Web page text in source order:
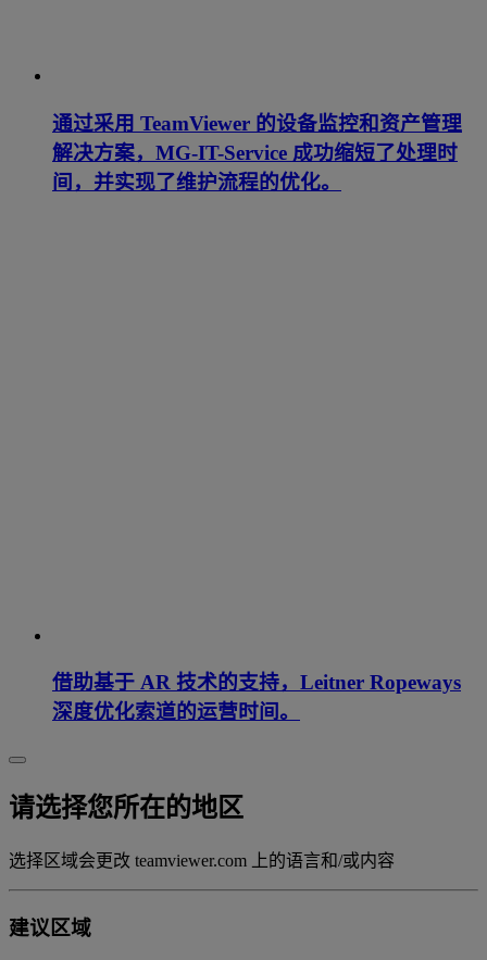
通过采用 TeamViewer 的设备监控和资产管理
解决方案，MG-IT-Service 成功缩短了处理时
间，并实现了维护流程的优化。
借助基于 AR 技术的支持，Leitner Ropeways
深度优化索道的运营时间。
请选择您所在的地区
选择区域会更改 teamviewer.com 上的语言和/或内容
建议区域